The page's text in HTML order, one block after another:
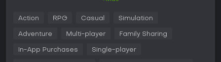
exploración e interacciones diarias, creando un vecindario
bucle no lineal de recolección de recursos, crafting y
Action RPG Casual Simulation
Adventure Multi-player Family Sharing
In-App Purchases Single-player